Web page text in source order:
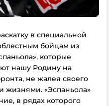
в специальной
бойцам из
которые
нашу Родину на
не жалея своего
жизнями. «Эспаньола»
в рядах которого